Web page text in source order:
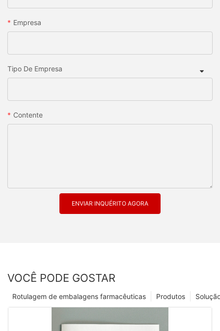
Empresa
Tipo De Empresa
Contente
ENVIAR INQUÉRITO AGORA
VOCÊ PODE GOSTAR
Produtos
Rotulagem de embalagens farmacêuticas